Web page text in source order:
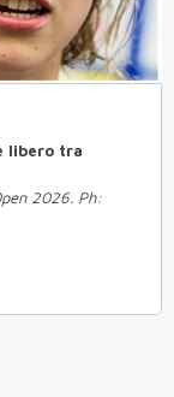
libero tra
2026. Ph: